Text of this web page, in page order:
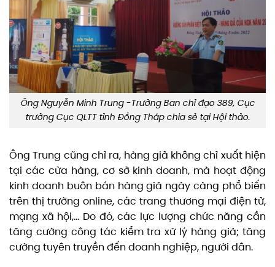
Ông Nguyễn Minh Trung -Trưởng Ban chỉ đạo 389, Cục
trưởng Cục QLTT tỉnh Đồng Tháp chia sẻ tại Hội thảo.
Ông Trung cũng chỉ ra, hàng giả không chỉ xuất hiện
tại các cửa hàng, cơ sở kinh doanh, mà hoạt động
kinh doanh buôn bán hàng giả ngày càng phổ biến
trên thị trường online, các trang thương mại điện tử,
mạng xã hội,… Do đó, các lực lượng chức năng cần
tăng cường công tác kiểm tra xử lý hàng giả; tăng
cường tuyên truyền đến doanh nghiệp, người dân.